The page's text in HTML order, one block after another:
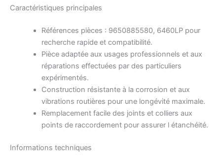
Caractéristiques principales
Références pièces : 9650885580, 6460LP pour
recherche rapide et compatibilité.
Pièce adaptée aux usages professionnels et aux
réparations effectuées par des particuliers
expérimentés.
Construction résistante à la corrosion et aux
vibrations routières pour une longévité maximale.
Remplacement facile des joints et colliers aux
points de raccordement pour assurer l étanchéité.
Informations techniques